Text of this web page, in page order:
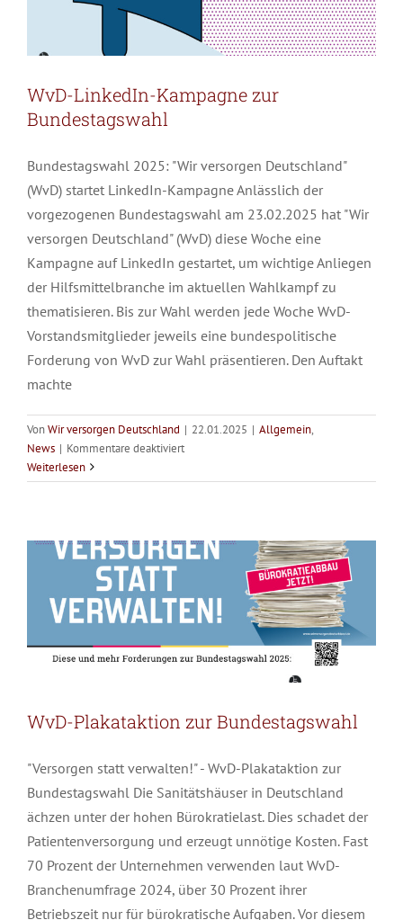
WvD-LinkedIn-Kampagne zur
Bundestagswahl
Bundestagswahl 2025: "Wir versorgen Deutschland"
(WvD) startet LinkedIn-Kampagne Anlässlich der
vorgezogenen Bundestagswahl am 23.02.2025 hat "Wir
versorgen Deutschland" (WvD) diese Woche eine
Kampagne auf LinkedIn gestartet, um wichtige Anliegen
der Hilfsmittelbranche im aktuellen Wahlkampf zu
thematisieren. Bis zur Wahl werden jede Woche WvD-
Vorstandsmitglieder jeweils eine bundespolitische
Forderung von WvD zur Wahl präsentieren. Den Auftakt
machte
VonWir versorgen Deutschland | 22.01.2025 | Allgemein,
News | Kommentare deaktiviertfür
LinkedIn-
Bundestagswahl
Weiterlesen
WvD-Plakataktion zur Bundestagswahl
"Versorgen statt verwalten!" - WvD-Plakataktion zur
Bundestagswahl Die Sanitätshäuser in Deutschland
ächzen unter der hohen Bürokratielast. Dies schadet der
Patientenversorgung und erzeugt unnötige Kosten. Fast
70 Prozent der Unternehmen verwenden laut WvD-
Branchenumfrage 2024, über 30 Prozent ihrer
Betriebszeit nur für bürokratische Aufgaben. Vor diesem